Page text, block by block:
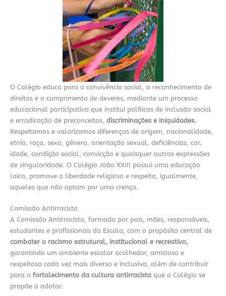
O Colégio educa para a convivência social, o reconhecimento de
direitos e o cumprimento de deveres, mediante um processo
educacional participativo que institui políticas de inclusão social
e erradicação de preconceitos, discriminações e iniquidades.
Respeitamos e valorizamos diferenças de origem, nacionalidade,
etnia, raça, sexo, gênero, orientação sexual, deficiências, cor,
idade, condição social, convicção e quaisquer outras expressões
de singularidade. O Colégio João XXIII possui uma educação
laica, promove a liberdade religiosa e respeita, igualmente,
aqueles que não optam por uma crença.
Comissão Antirracista
A Comissão Antirracista, formada por pais, mães, responsáveis,
estudantes e profissionais da Escola, com o propósito central de
combater o racismo estrutural, institucional e recreativo,
garantindo um ambiente escolar acolhedor, amistoso e
respeitoso cada vez mais diverso e inclusivo, além de contribuir
para o fortalecimento da cultura antirracista que o Colégio se
propõe a adotar.